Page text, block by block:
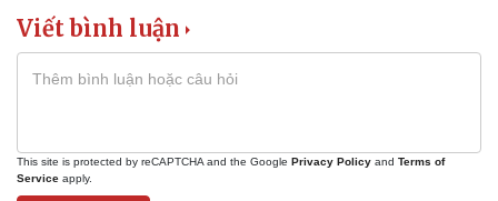
Viết bình luận
This site is protected by reCAPTCHA and the Google Privacy Policy and Terms of
Service apply.